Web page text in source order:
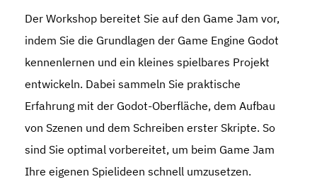
Der Workshop bereitet Sie auf den Game Jam vor,
indem Sie die Grundlagen der Game Engine Godot
kennenlernen und ein kleines spielbares Projekt
entwickeln. Dabei sammeln Sie praktische
Erfahrung mit der Godot-Oberfläche, dem Aufbau
von Szenen und dem Schreiben erster Skripte. So
sind Sie optimal vorbereitet, um beim Game Jam
Ihre eigenen Spielideen schnell umzusetzen.